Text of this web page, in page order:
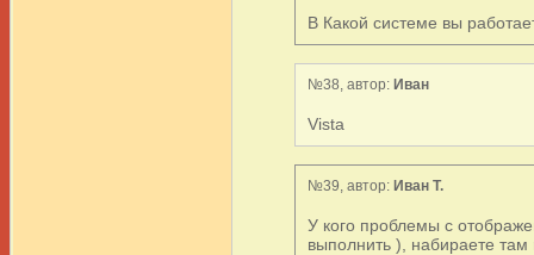
В Какой системе вы
№38, автор: Иван
Vista
№39, автор: Иван Т.
У кого проблемы с
выполнить ), набираете там